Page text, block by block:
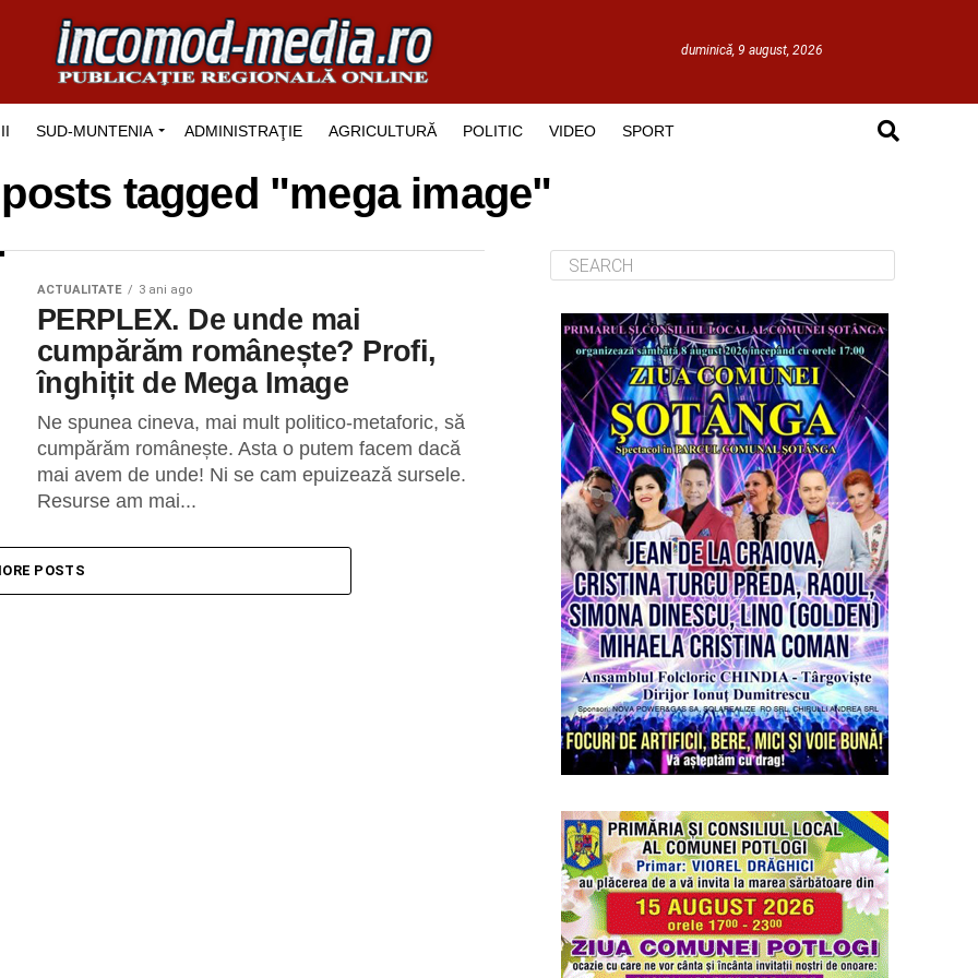
duminică, 9 august, 2026
SUD-MUNTENIA ADMINISTRAŢIE AGRICULTURĂ POLITIC VIDEO SPORT
tagged "mega image"
ACTUALITATE 3 ani ago
PERPLEX. De unde mai
cumpărăm românește? Profi,
înghițit de Mega Image
Ne spunea cineva, mai mult politico-metaforic, să
cumpărăm românește. Asta o putem facem dacă
mai avem de unde! Ni se cam epuizează sursele.
Resurse am mai...
POSTS